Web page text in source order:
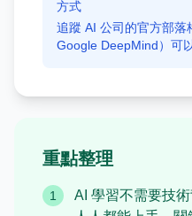
方式
追蹤 AI 公司的官方部落
Google DeepMind）可
重點整理
1
AI 學習不需要技